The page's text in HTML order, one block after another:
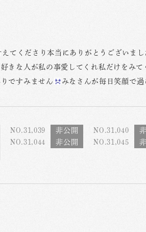
えてくださり本当にありがとうございまし
きな人が私の事愛してくれ私だけをみ
ですみません
みなさんが毎日笑顔で過
NO.31,039 NO.31,040
NO.31,044 NO.31,045